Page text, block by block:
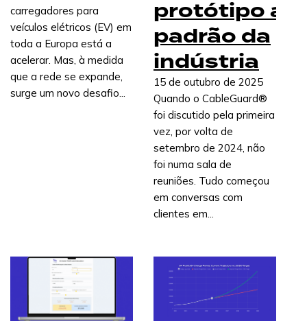
Marcação da baía
Marcação de baía durável e de alto contraste,
concebida para uma navegação clara e uma
identidade de marca mais forte no local.
Leia o nosso artigo mais
Rentável e rápido: por que
razão os vencedores estão a
construir postos de
carregamento de veículos
O mercado de carregamento de veículos
elétricos deixou de premiar quem constrói
mais depressa e passou a premiar quem
constrói melhor. Os operadores que estão a
carregadores para
veículos elétricos (EV) em
toda a Europa está a
acelerar. Mas, à medida
que a rede se expande,
surge um novo desafio...
protótipo ao
padrão da
indústria
15 de outubro de 2025
Quando o CableGuard®
foi discutido pela primeira
vez, por volta de
setembro de 2024, não
foi numa sala de
reuniões. Tudo começou
em conversas com
clientes em...